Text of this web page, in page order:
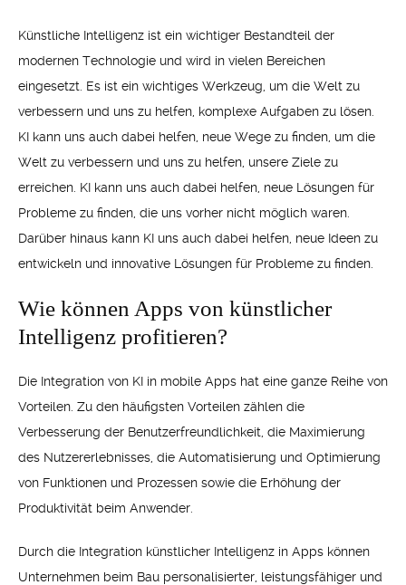
Künstliche Intelligenz ist ein wichtiger Bestandteil der
modernen Technologie und wird in vielen Bereichen
eingesetzt. Es ist ein wichtiges Werkzeug, um die Welt zu
verbessern und uns zu helfen, komplexe Aufgaben zu lösen.
KI kann uns auch dabei helfen, neue Wege zu finden, um die
Welt zu verbessern und uns zu helfen, unsere Ziele zu
erreichen. KI kann uns auch dabei helfen, neue Lösungen für
Probleme zu finden, die uns vorher nicht möglich waren.
Darüber hinaus kann KI uns auch dabei helfen, neue Ideen zu
entwickeln und innovative Lösungen für Probleme zu finden.
Wie können Apps von künstlicher
Intelligenz profitieren?
Die Integration von KI in mobile Apps hat eine ganze Reihe von
Vorteilen. Zu den häufigsten Vorteilen zählen die
Verbesserung der Benutzerfreundlichkeit, die Maximierung
des Nutzererlebnisses, die Automatisierung und Optimierung
von Funktionen und Prozessen sowie die Erhöhung der
Produktivität beim Anwender.
Durch die Integration künstlicher Intelligenz in Apps können
Unternehmen beim Bau personalisierter, leistungsfähiger und